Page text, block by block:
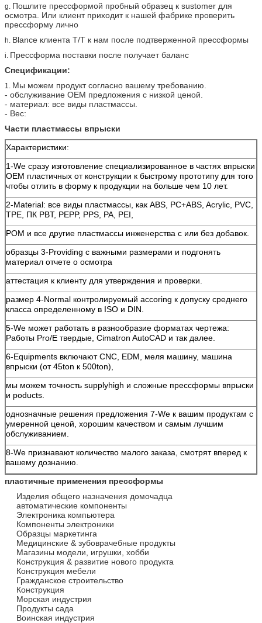
g. Пошлите прессформой пробный образец к sustomer для
осмотра. Или клиент приходит к нашей фабрике проверить
прессформу лично
h. Blance клиента T/T к нам после подтверженной прессформы
i. Прессформа поставки после получает баланс
Спецификации:
1. Мы можем продукт согласно вашему требованию.
- обслуживание OEM предложения с низкой ценой.
- материал: все виды пластмассы.
- Вес:
Части пластмассы впрыски
Характеристики:
1-We сразу изготовление специализированное в частях впрыски
OEM пластичных от конструкции к быстрому прототипу для того
чтобы отлить в форму к продукции на больше чем 10 лет.
2-Material: все виды пластмассы, как ABS, PC+ABS, Acrylic, PVC,
TPE, ПК PBT, PEPP, PPS, PA, PEI,
POM и все другие пластмассы инженерства с или без добавок.
образцы 3-Providing с важными размерами и подгонять
материал отчете о осмотра
аттестация к клиенту для утверждения и проверки.
размер 4-Normal контролируемый accoring к допуску среднего
класса определенному в ISO и DIN.
5-We может работать в разнообразие форматах чертежа:
Работы Pro/E твердые, Cimatron AutoCAD и так далее.
6-Equipments включают CNC, EDM, меля машину, машина
впрыски (от 45ton к 500ton),
мы можем точность supplyhigh и сложные прессформы впрыски
и poducts.
однозначные решения предложения 7-We к вашим продуктам с
умеренной ценой, хорошим качеством и самым лучшим
обслуживанием.
8-We признавают количество малого заказа, смотрят вперед к
вашему дознанию.
пластичные применения прессформы
Изделия общего назначения домочадца
автоматические компоненты
Электроника компьютера
Компоненты электроники
Образцы маркетинга
Медицинские & зубоврачебные продукты
Магазины модели, игрушки, хобби
Конструкция & развитие нового продукта
Конструкция мебели
Гражданское строительство
Конструкция
Морская индустрия
Продукты сада
Воинская индустрия